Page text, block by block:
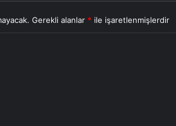
Gerekli alanlar * ile işaretlenmişlerdir